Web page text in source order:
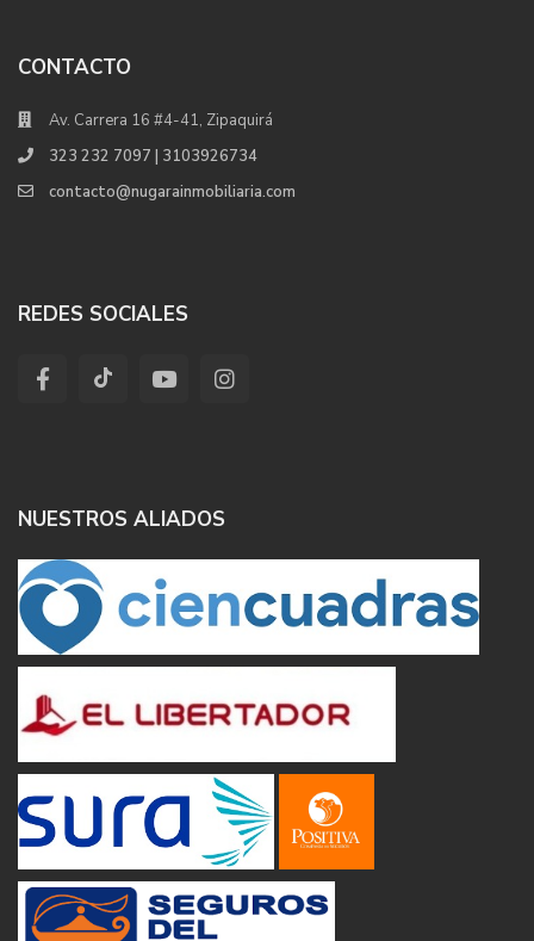
CONTACTO
Av. Carrera 16 #4-41, Zipaquirá
323 232 7097 | 3103926734
contacto@nugarainmobiliaria.com
REDES SOCIALES
NUESTROS ALIADOS